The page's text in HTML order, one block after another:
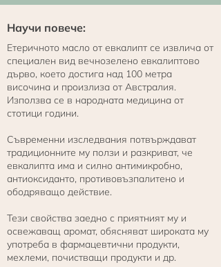
Научи повече:
Етеричното масло от евкалипт се извлича от
специален вид вечнозелено евкалиптово
дърво, което достига над 100 метра
височина и произлиза от Австралия.
Използва се в народната медицина от
стотици години.
Съвременни изследвания потвърждават
традиционните му ползи и разкриват, че
евкалипта има и силно антимикробно,
антиоксиданто, противовъзпалитено и
ободряващо действие.
Тези свойства заедно с приятният му и
освежаващ аромат, обясняват широката му
употреба в фармацевтични продукти,
мехлеми, почистващи продукти и др.